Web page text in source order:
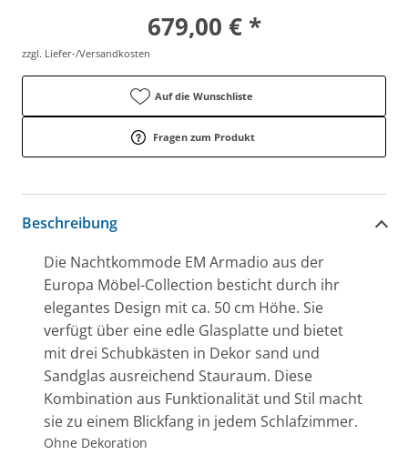
679,00 € *
zzgl. Liefer-/Versandkosten
Auf die Wunschliste
Fragen zum Produkt
Beschreibung
Die Nachtkommode EM Armadio aus der
Europa Möbel-Collection besticht durch ihr
elegantes Design mit ca. 50 cm Höhe. Sie
verfügt über eine edle Glasplatte und bietet
mit drei Schubkästen in Dekor sand und
Sandglas ausreichend Stauraum. Diese
Kombination aus Funktionalität und Stil macht
sie zu einem Blickfang in jedem Schlafzimmer.
Ohne Dekoration